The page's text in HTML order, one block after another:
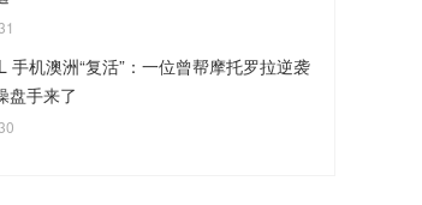
手机澳洲“复活”：一位曾帮摩托罗拉逆袭
盘手来了